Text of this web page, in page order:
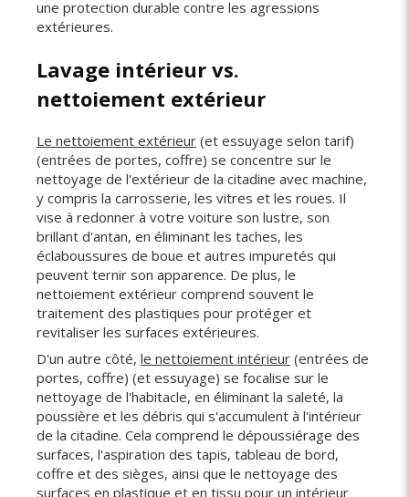
une protection durable contre les agressions
extérieures.
Lavage intérieur vs.
nettoiement extérieur
Le nettoiement extérieur (et essuyage selon tarif)
(entrées de portes, coffre) se concentre sur le
nettoyage de l'extérieur de la citadine avec machine,
y compris la carrosserie, les vitres et les roues. Il
vise à redonner à votre voiture son lustre, son
brillant d'antan, en éliminant les taches, les
éclaboussures de boue et autres impuretés qui
peuvent ternir son apparence. De plus, le
nettoiement extérieur comprend souvent le
traitement des plastiques pour protéger et
revitaliser les surfaces extérieures.
D'un autre côté, le nettoiement intérieur (entrées de
portes, coffre) (et essuyage) se focalise sur le
nettoyage de l'habitacle, en éliminant la saleté, la
poussière et les débris qui s'accumulent à l'intérieur
de la citadine. Cela comprend le dépoussiérage des
surfaces, l'aspiration des tapis, tableau de bord,
coffre et des sièges, ainsi que le nettoyage des
surfaces en plastique et en tissu pour un intérieur